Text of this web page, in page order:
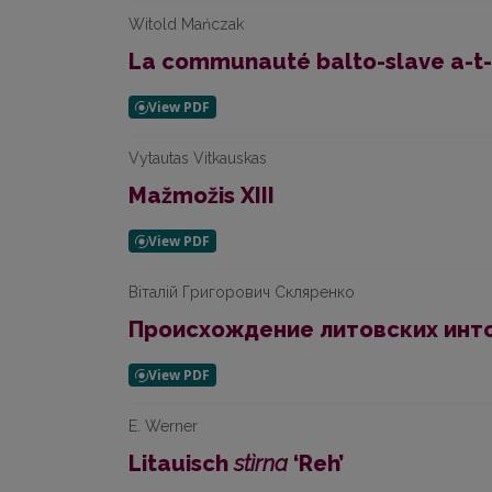
Witold Mańczak
La communauté balto-slave a-
Vytautas Vitkauskas
Mažmožis XIII
Віталій Григорович Скляренко
Происхождение литовских
E. Werner
Litauischstìrna ‘Reh’